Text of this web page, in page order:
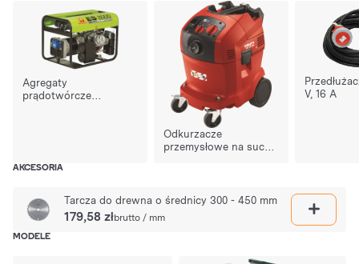
Agregaty
prądotwórcze
Odkurzacze
przemysłowe na sucho
V, 16 A
AKCESORIA
Tarcza do drewna o średnicy 300 - 450 mm
179,58 złbrutto / mm
MODELE